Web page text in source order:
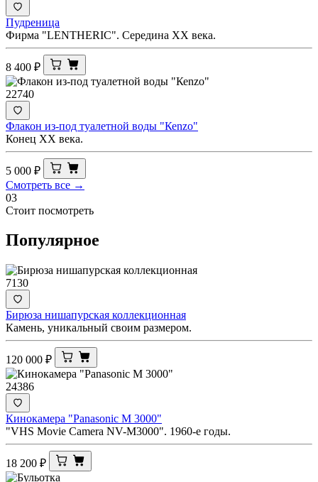
Пудреница
Фирма "LENTHERIC". Середина ХХ века.
8 400 ₽
22740
Флакон из-под туалетной воды "Кеnzo"
Конец ХХ века.
5 000 ₽
Смотреть все →
03
Стоит посмотреть
Популярное
7130
Бирюза нишапурская коллекционная
Камень, уникальный своим размером.
120 000 ₽
24386
Кинокамера "Panasonic M 3000"
"VHS Movie Camera NV-M3000". 1960-е годы.
18 200 ₽